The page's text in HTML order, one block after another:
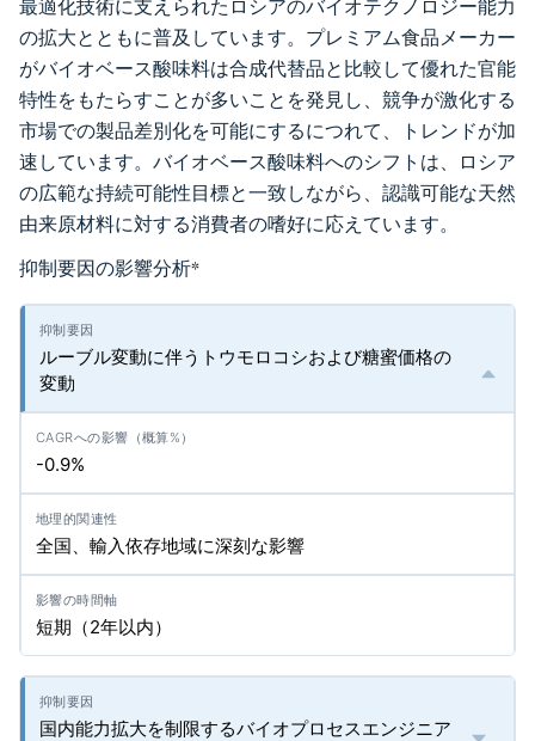
最適化技術に支えられたロシアのバイオテクノロジー能力
の拡大とともに普及しています。プレミアム食品メーカー
がバイオベース酸味料は合成代替品と比較して優れた官能
特性をもたらすことが多いことを発見し、競争が激化する
市場での製品差別化を可能にするにつれて、トレンドが加
速しています。バイオベース酸味料へのシフトは、ロシア
の広範な持続可能性目標と一致しながら、認識可能な天然
由来原材料に対する消費者の嗜好に応えています。
抑制要因の影響分析*
ルーブル変動に伴うトウモロコシおよび糖蜜価格の
変動
-0.9%
全国、輸入依存地域に深刻な影響
短期（2年以内）
国内能力拡大を制限するバイオプロセスエンジニア